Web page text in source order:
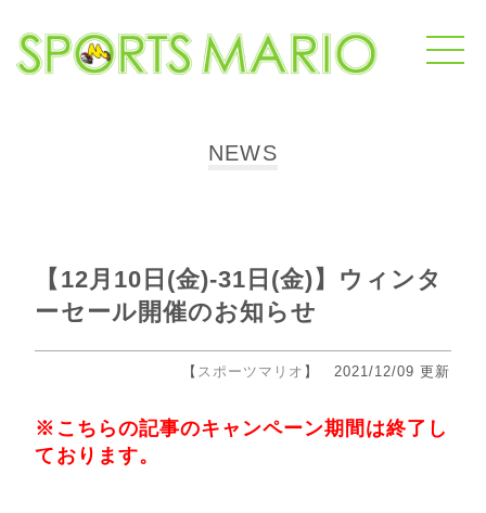
NEWS
【12月10日(金)-31日(金)】ウィンタ
ーセール開催のお知らせ
【 スポーツマリオ 】 2021/12/09 更新
※こちらの記事のキャンペーン期間は終了し
ております。